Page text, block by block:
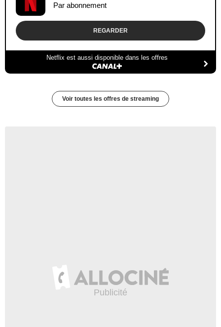
Par abonnement
REGARDER
Netflix est aussi disponible dans les offres
Voir toutes les offres de streaming